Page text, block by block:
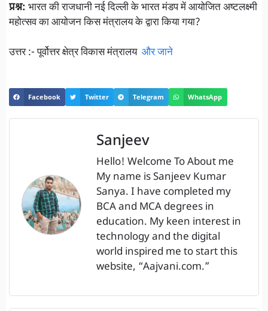
प्रश्न: भारत की राजधानी नई दिल्ली के भारत मंडप में आयोजित अष्टलक्ष्मी
महोत्सव का आयोजन किस मंत्रालय के द्वारा किया गया?
उत्तर :- पूर्वोत्तर क्षेत्र विकास मंत्रालय और जाने
Facebook Twitter Telegram WhatsApp
Sanjeev
Hello! Welcome To About me
My name is Sanjeev Kumar
Sanya. I have completed my
BCA and MCA degrees in
education. My keen interest in
technology and the digital
world inspired me to start this
website, “Aajvani.com.”